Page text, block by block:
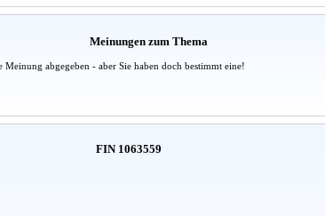
Meinungen zum Thema
abgegeben - aber Sie haben doch bestimmt eine!
FIN 1063559